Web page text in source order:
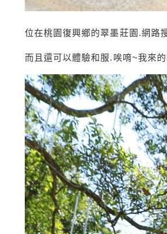
位在桃園復興鄉的翠墨莊園.網路
而且還可以體驗和服.唉唷~我來